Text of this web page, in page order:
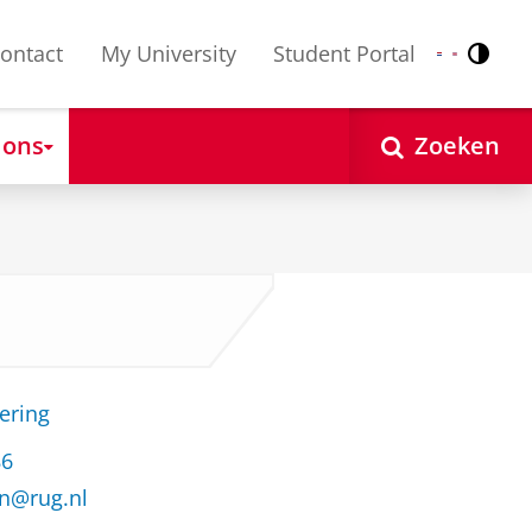
My University Student Portal Nederlands
English
Zoeken